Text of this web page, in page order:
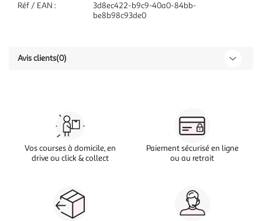
Réf / EAN :
3d8ec422-b9c9-40a0-84bb-
be8b98c93de0
Avis clients(0)
Vos courses à domicile, en
drive ou click & collect
Paiement sécurisé en ligne
ou au retrait